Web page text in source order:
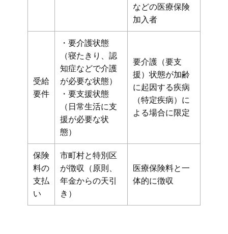
などの医療保険
加入者
受給
要件
・要介護状態
（寝たきり、認
知症などで介護
が必要な状態）
・要支援状態
（日常生活に支
援が必要な状
態）
要介護（要支
援）状態が加齢
に起因する疾病
（特定疾病）に
よる場合に限定
保険
料の
支払
い
市町村と特別区
が徴収（原則、
年金からの天引
き）
医療保険料と一
体的に徴収